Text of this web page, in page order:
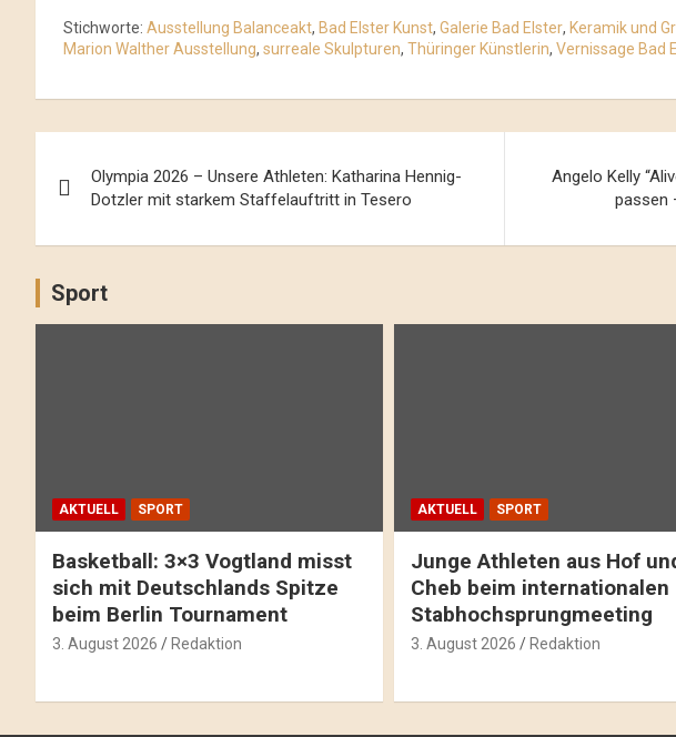
Stichworte: Ausstellung Balanceakt, Bad Elster Kunst, Galerie Bad Elster, Keramik und
Marion Walther Ausstellung, surreale Skulpturen, Thüringer Künstlerin, Vernissage Bad
Navigation
Olympia 2026 – Unsere Athleten: Katharina Hennig-
Dotzler mit starkem Staffelauftritt in Tesero
Angelo Kelly
passen
Sport
AKTUELL SPORT
Basketball: 3×3 Vogtland misst
sich mit Deutschlands Spitze
beim Berlin Tournament
3. August 2026 Redaktion
AKTUELL SPORT
Junge Athleten aus Hof
Cheb beim internationalen
Stabhochsprungmeeting
3. August 2026 Redaktion